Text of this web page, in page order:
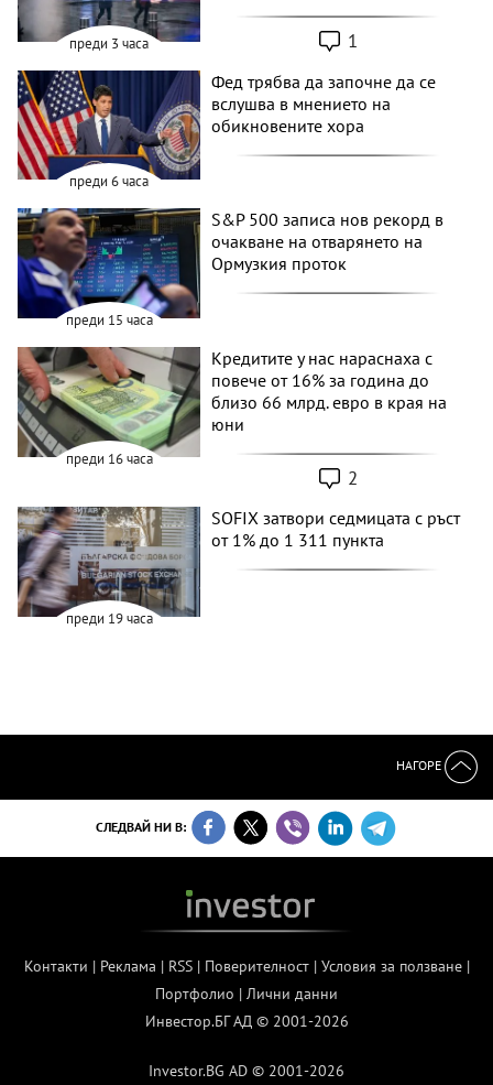
преди 3 часа 1
преди 6 часа
Фед трябва да започне да се
вслушва в мнението на
обикновените хора
преди 15 часа
S&P 500 записа нов рекорд в
очакване на отварянето на
Ормузкия проток
преди 16 часа
Кредитите у нас нараснаха с
повече от 16% за година до
близо 66 млрд. евро в края на
юни
2
преди 19 часа
SOFIX затвори седмицата с ръст
от 1% до 1 311 пункта
НАГОРЕ
СЛЕДВАЙ НИ В:
Контакти | Реклама | RSS| Поверителност| Условия за ползване|
Портфолио | Лични данни
Инвестор.БГ АД © 2001-2026
Investor.BG AD © 2001-2026